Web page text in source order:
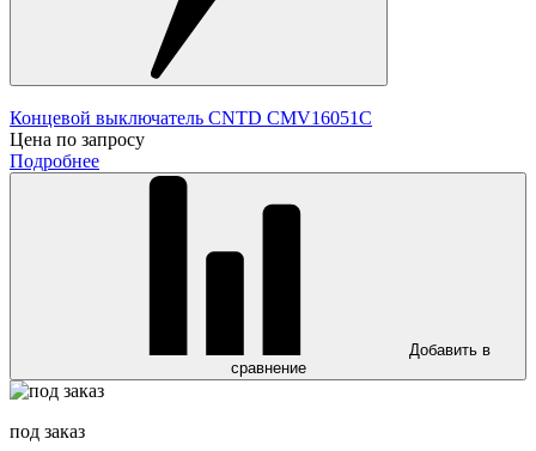
Концевой выключатель CNTD CMV16051C
Цена по запросу
Подробнее
Добавить в
сравнение
под заказ